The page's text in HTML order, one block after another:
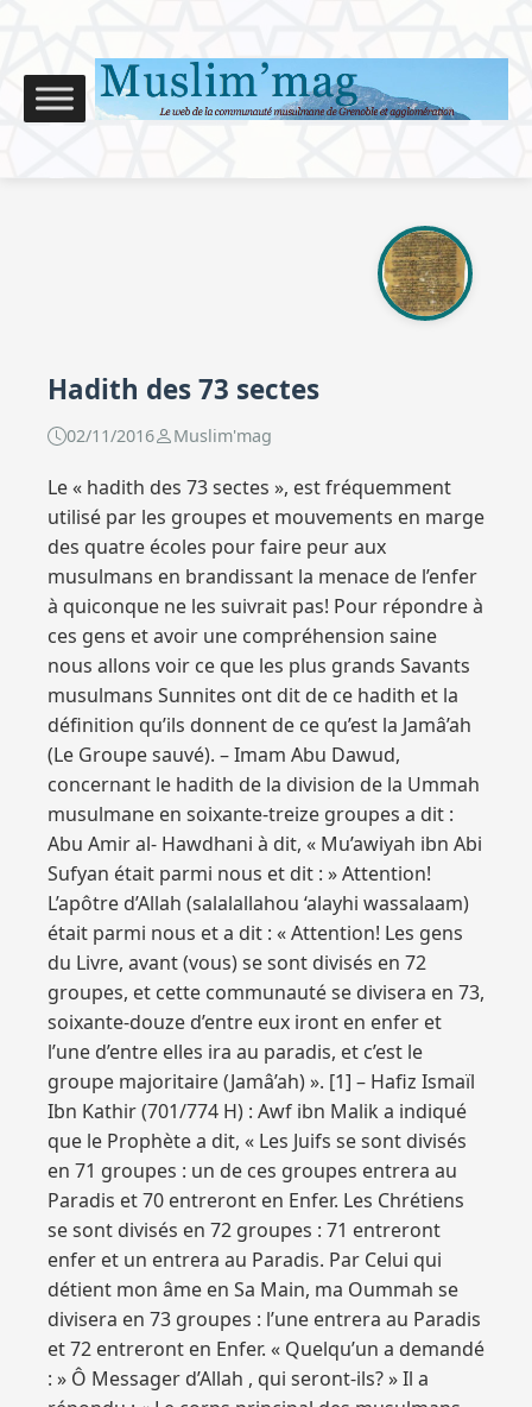
Hadith des 73 sectes
02/11/2016 Muslim'mag
Le « hadith des 73 sectes », est fréquemment utilisé par les groupes et mouvements en marge des quatre écoles pour faire peur aux musulmans en brandissant la menace de l’enfer à quiconque ne les suivrait pas! Pour répondre à ces gens et avoir une compréhension saine nous allons voir ce que les plus grands Savants musulmans Sunnites ont dit de ce hadith et la définition qu’ils donnent de ce qu’est la Jamâ’ah (Le Groupe sauvé). – Imam Abu Dawud, concernant le hadith de la division de la Ummah musulmane en soixante-treize groupes a dit : Abu Amir al- Hawdhani à dit, « Mu’awiyah ibn Abi Sufyan était parmi nous et dit : » Attention! L’apôtre d’Allah (salalallahou ‘alayhi wassalaam) était parmi nous et a dit : « Attention! Les gens du Livre, avant (vous) se sont divisés en 72 groupes, et cette communauté se divisera en 73, soixante-douze d’entre eux iront en enfer et l’une d’entre elles ira au paradis, et c’est le groupe majoritaire (Jamâ’ah) ». [1] – Hafiz Ismaïl Ibn Kathir (701/774 H) : Awf ibn Malik a indiqué que le Prophète a dit, « Les Juifs se sont divisés en 71 groupes : un de ces groupes entrera au Paradis et 70 entreront en Enfer. Les Chrétiens se sont divisés en 72 groupes : 71 entreront enfer et un entrera au Paradis. Par Celui qui détient mon âme en Sa Main, ma Oummah se divisera en 73 groupes : l’une entrera au Paradis et 72 entreront en Enfer. « Quelqu’un a demandé : » Ô Messager d’Allah , qui seront-ils? » Il a répondu : « Le corps principal des musulmans (Al-Jamaah) ». [2] Awf ibn Malik est le seul qui a rapporté ce hadith, et son isnad est acceptable. Et dans une autre version de ce Hadith, le Prophète a dit que le groupe sauvé « , … sont ceux qui suivent ma voie et celle de mes compagnons. » [3] – Ibn Taymiyya décrit ceux qui sont les véritables sunnites : Leur credo, c’est la religion de l’islam qui a été envoyé au monde par Allah par l’intermédiaire du Prophète. Mais le Prophète a dit, « Ma Ummah se divisera en 73 groupes et tous iront en enfer sauf un et il s’agit de la Jamâ’at. » [4] Il dit également : » Toutes les troupes égarées se rejoignent en un point ; c’est celui de postuler que la majorité des musulmans sont dans l’égarement et qu’ils sont eux le groupe sauvé, sachant pertinemment qu’ils ne représentent qu’une infime minorité de la Ummah (Communauté musulmane). » [5] – Sheikh Al-Murjânî explique ceci :« En l’absence de preuves tangibles, il est préférable, pour ceux qui considèrent ce hadith comme authentique, de ne pas porter de jugement sur ce qu’entendait le Messager de Dieu. Il convient plutôt de dire que ceux qui seront sauvés sont ceux qui suivent les Compagnons – que Dieu les agrée – et la majorité de la Communauté, en s’attachant tout particulièrement à ce qui est nécessairement connu de la religion. Les autres sont, quant à eux, dans l’égarement. Les ramifications des sectes ne s’arrêteront en effet que lorsque s’arrêtera l’Histoire de l’humanité. Il n’est donc pas possible de faire rentrer, dans le nombre évoqué par le hadith, telle secte, plutôt que telle autre, ou telle époque plutôt que telle autre. Car le renouvellement des passions et la régénération de nouvelles opinions sont des phénomènes récurrents qui persisteront aussi longtemps que la vie humaine se poursuivra dans ce monde. Le discours sur les sectes sans prise en compte d’un nombre précis évitera ainsi d’avoir à arbitrer entre elles, et échappera à la risée des moqueurs, parmi ceux qui ne sont pas de cette religion. » [6] – Sheikh Muhammad Al-Ghazâlî dit à propos du groupe sauvé (le 73ème) : C’est celui qui s’en tient à la Sunnah du Messager et de ses Compagnons; c’est, d’après une variante de ce hadith, la Communauté (Jamâ’ah) […]. Ainsi, toute personne abandonnant son être à Dieu, emplissant son cœur du monothéisme et soumettant ses sentiments à l’Ordre de Dieu, est musulmane. Tant qu’elle atteste de la véracité du Coran et qu’elle y puise ce dont elle a besoin, tant qu’elle croit en Muhammad et qu’elle suit sa Tradition, elle est excusée pour tout effort de compréhension de la religion qui se solde par un échec. La sincérité de l’intention nous porte à ne rien dire de plus de notre contradicteur sinon que son opinion est erronée ; nous ne devons pas nous permettre de le qualifier de pervers ni de rebelle […]. La secte (groupe) sauvée compte dans ses rangs les chercheurs de vérité, d’où qu’ils viennent et même s’ils se trompent de chemin, du moment que leur intention demeure sincère, que leur souci premier est la sauvegarde de la Communauté des Musulmans et qu’ils s’acquittent des devoirs religieux qui leur incombent, en termes de prière, de lutte dans le Sentier de Dieu, d’injonction au bien, de réprobation du mal et autres préceptes prônés par l’Islam […]. [7] – Sheikh al-islam Ibn Hajar al-Haytami (m. 974/1567) définit les musulmans sunnites comme suit : « Un Mubtadi (innovateur) est une personne qui n’a pas la croyance (‘Aqeedah) exprimée à l’unanimité par les gens de Sunnah (Ahl as-Sunnah). Cette unanimité a été transmise par les deux grands Imam Abu’l Hasan al-Ashari (d.324/936) et Abu Mansur al-Maturidi (d.333/944) et les savants qui ont suivi leur chemin. [8] Hafiz Ibn Hajar al-Haytami à également dit : » homme de bid’ah (innovateur), c’est celui dont la croyance diffère de la Foi des Ahl as-Sunna. La Foi des Ahl as-Sunna, est la Foi de Abu’l Hasan al-Ashari, Abu Mansur al-Maturidi et ceux qui les ont suivis. Celui qui introduit quelque chose qui n’est pas approuvé par l’islam devient un homme de bid’ah. » [9] – Imam An-Nawawi (m. 631/676 AH) a dit : Le groupe de personnes (mentionnées dans le hadith) est composé des érudits, des juristes, des savants du Hadith, ceux qui enjoignent le Bien (Marouf) et interdisent le Mal (Munkar) et toutes les personnes qui font de bonnes œuvres. Ces personnes vertueuses se trouvent réparties dans le monde entier. » [10] – Qadi al-Baydawi, et Al-Saharanfuri disent : » Quand nous utilisons le terme « ahl al-Sunna wal-Jama’âh » cela sous entend les Ashari et les Maturidis « . – Sheikh Muhammad al-Saffarini al-Hanbali al-Athari (m. 1188) a déclaré : » Les Ahl al-Sunna se composent de trois groupes : les textualistes (al-Athariyya), dont l’Imam est Ahmad ibn Hanbal; les Ash`arites, dont l’imam est Abu al-Hasan al-Ash’ari; et les Maturidites, dont l’Imam est Abu Mansur al-Maturidi…. et ils sont tous un seul et même groupe, le groupe sauvé, et ils sont les Ahl al-Hadith (les gens du hadith) « . Il s’est également rendu à mentionner que les quatre Imams [11], les compilateurs des six livres [12] et d’autres sont tous sur la ‘aqidah Athari des Salafs. [13] – Abu Mansur ‘Abd al-Qahir al-Baghdadi (m. 429) définit ainsi Ahl al-Sunna : » Ceux qui ont complètement maîtrisé et codifié les principes de la croyance [= les Ash`arites et les Maturidites], les Savants Mujtahids des quatre écoles de la Loi [11] et leurs disciples, les Savants du hadith qui se sont tenus à l’écart de la déviation, les Savants de la grammaire arabe qui se sont tenus à l’écart de la déviation, les Savants du tafsir qui se sont tenus à l’écart de la déviation, les Soufis, les gens qui font le jihad, et les masses du commun des musulmans. » [14] – Sheikh Al-Iji (m. 756) dit : » Le groupe sauvé qui est spécifié dans le hadith du Prophète » tous sont dans le feu excepté un : ceux qui adhèrent à ce que moi et mes compagnons suivons » – ceux-là sont les Ash’arites, les Salaf des savants du hadith, et [d’une manière générale] Ahl al-Sunna wal-Jama`âh. » [15] – Imam al-Bayhaqi (m. 458/1066) a déclaré : Dieu Très-Haut a dit : « Attachez-vous tous fermement au pacte de Dieu, et ne vous divisez pas » [Coran 3:103]. L’imam Muslim rapporte sous l’autorité d’Abou Hurayra (qu’Allah soit satisfait de lui) que le Prophète a dit : » Celui qui est désobéissant, et s’écarte de la majorité, et puis meurt, est décédé dans un état de Jahiliyya « . [La Jahiliyya correspond à la période qui a précédé l’avènement de l’islam.] [16] – Imam Ahmad Shihab ad-Din al Qalyubi (m.1069/1659) a dit : « Celui qui s’écarte de ce que Abu’l Hasan al-Ashari et Abu Mansur al-Maturidi – la miséricorde d’Allah soit sur eux – ont rapportés n’est pas un sunnite. Ces deux imams suivent les traces de Rasulullâh et ses Sahabas – qu’Allah soit satisfait d’eux tous -. » [17] – Imam Abdullah ibn al-‘Alawi al-Haddad (m. 1132 AH) a indiqué : « Vous devez corriger et protéger vos croyances et vous conformer au modèle du groupe du Salut, qui sont ceux qui sont connus parmi les autres factions islamiques comme le « peuple de la Sunna et de la Jamaah » (Ahl as-Sunna wa’l Jama’ah). Ils sont ceux qui adhèrent fermement à la voie du Messager d’Allah, et de ses compagnons (qu’Allâh soit satisfait d’eux tous). Si vous regardez avec une bonne compréhension ces passages concernant les sciences de la foi dans le Livre (Coran), la Sunna, et la parole des pieux prédécesseurs, qu’ils soient compagnons ou disciples, vous serez convaincus que la vérité est avec le groupe appelé Ashari [NB – Les Maturidis sont également sur la vérité], nommé d’après le Sheikh Abu’l Hassan al-Ashari […] » [18] – Sayyid Ahmad Allamah at-Tahtawi (m. 1231/1816) un grand savant Egyptien du fiqh Hanafi, a écrit : Allâh a déclaré à la 153ème ayat de la Sourate Al-An’am : « Telle est Ma Voie dans toute sa rectitude. Suivez-la ! Ne suivez pas les pistes tortueuses qui ne feront que vous éloigner de la Voie du Seigneur ! » (Ce sont, les Juifs, les Chrétiens, et autres hérétiques ayant quitté le droit chemin, ne vous divisez pas comme eux!). Il a également dit : « As-Sawad al-Azam (la masse), c’est à dire la majorité des musulmans, sont sur la voie des fuqahas. Ceux qui s’écartent de leur chemin brûleront dans le feu de l’Enfer. O croyants! Suivez l’unique groupe qui est protégé contre l’enfer! Et ce groupe est celui que l’on appelle « Ahl as-Sunna Wa’l Jamaah ». En effet, l’aide, la protection et l’orientation d’Allâh, sont pour les